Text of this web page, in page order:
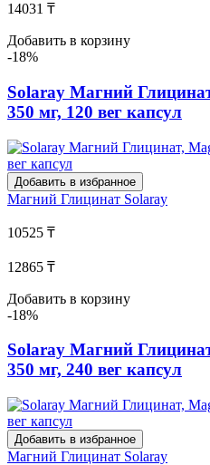
14031 ₸
Добавить в корзину
-18%
Solaray Магний
350 мг, 120 вег капсул
Добавить в избранное
Магний Глицинат Solaray
10525 ₸
12865 ₸
Добавить в корзину
-18%
Solaray Магний
350 мг, 240 вег капсул
Добавить в избранное
Магний Глицинат Solaray